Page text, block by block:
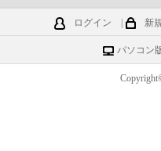
ログイン 新
パソコン